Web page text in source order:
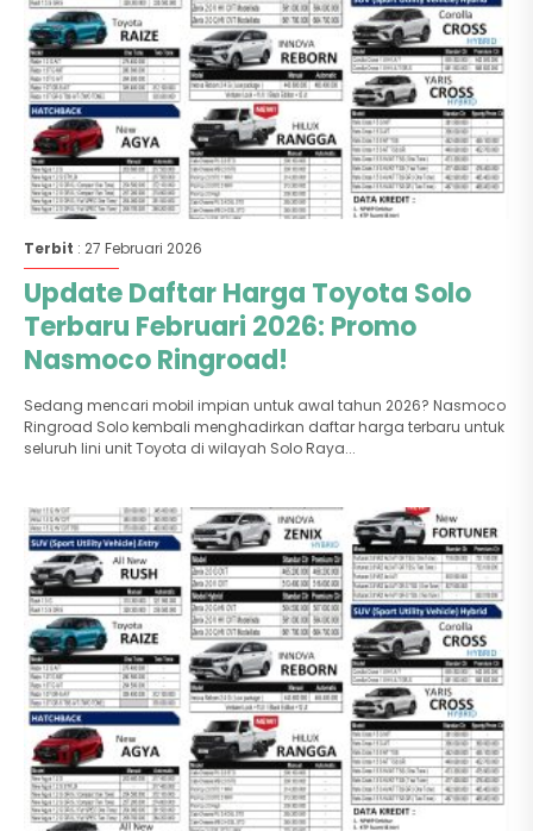
Terbit : 27 Februari 2026
Update Daftar Harga Toyota Solo
Terbaru Februari 2026: Promo
Nasmoco Ringroad!
Sedang mencari mobil impian untuk awal tahun 2026? Nasmoco
Ringroad Solo kembali menghadirkan daftar harga terbaru untuk
seluruh lini unit Toyota di wilayah Solo Raya...